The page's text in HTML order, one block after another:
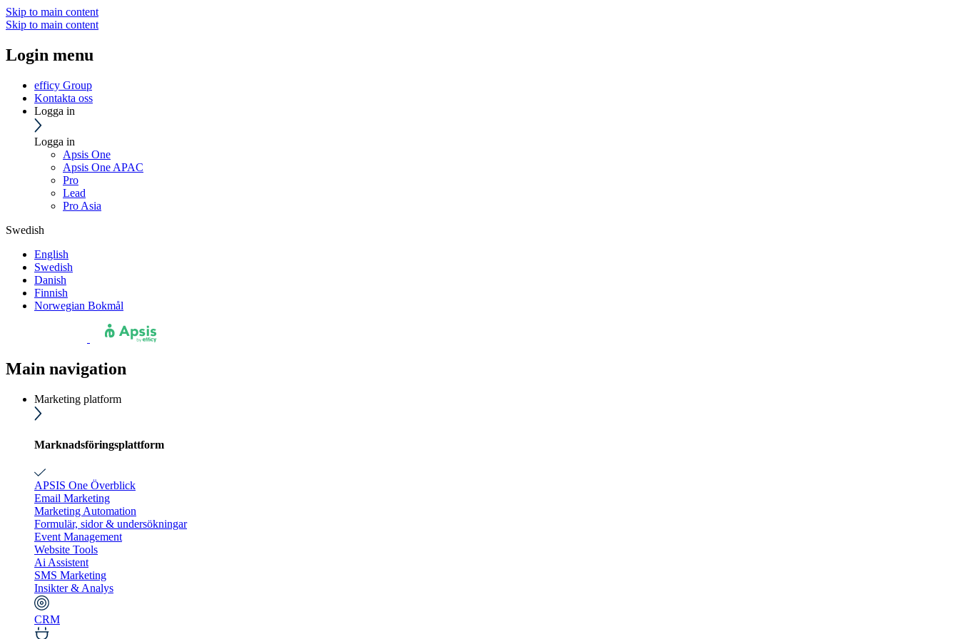
Skip to main content
Skip to main content
Login menu
efficy Group
Kontakta oss
Logga in
Logga in
Apsis One
Apsis One APAC
Pro
Lead
Pro Asia
Swedish
English
Swedish
Danish
Finnish
Norwegian Bokmål
Main navigation
Marketing platform
Marknadsföringsplattform
APSIS One Överblick
Email Marketing
Marketing Automation
Formulär, sidor & undersökningar
Event Management
Website Tools
Ai Assistent
SMS Marketing
Insikter & Analys
CRM